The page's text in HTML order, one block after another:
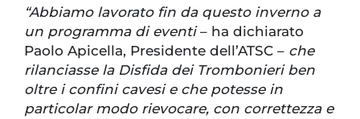
“Abbiamo lavorato fin da questo inverno a
un programma di eventi– ha dichiarato
Paolo Apicella, Presidente dell’ATSC – che
rilanciasse la Disfida dei Trombonieri ben
oltre i confini cavesi e che potesse in
particolar modo rievocare, con correttezza e